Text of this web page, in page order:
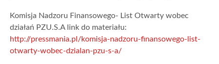
Komisja Nadzoru Finansowego- List Otwarty wobec
działań PZU.S.A link do materiału:
http://pressmania.pl/komisja-nadzoru-finansowego-list-
otwarty-wobec-dzialan-pzu-s-a/